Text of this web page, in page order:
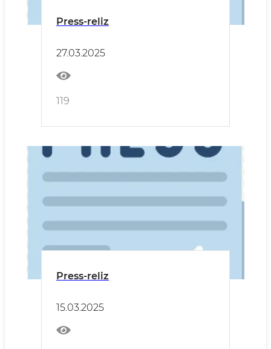
Press-reliz
27.03.2025
119
Press-reliz
15.03.2025